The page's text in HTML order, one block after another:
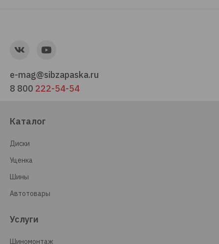
e-mag@sibzapaska.ru
8 800 222-54-54
Каталог
Диски
Уценка
Шины
Автотовары
Услуги
Шиномонтаж